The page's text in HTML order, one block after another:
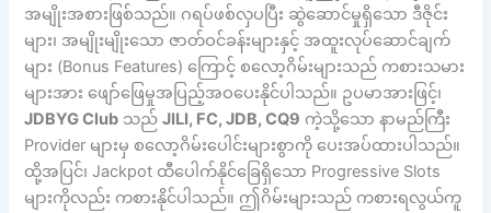
အမျိုးအစားဖြစ်သည်။ ဂရပ်ဖစ်လှပပြီး ဆွဲဆောင်မှုရှိသော ဒီဇိုင်း
များ၊ အမျိုးမျိုးသော ဇာတ်ဝင်ခန်းများနှင့် အထူးလုပ်ဆောင်ချက်
များ (Bonus Features) ကြောင့် စလော့ဂိမ်းများသည် ကစားသမား
များအား ဖျော်ဖြေမှုအပြည့်အဝပေးနိုင်ပါသည်။ ဥပမာအားဖြင့်၊
JDBYG Club သည်JILI, FC, JDB, CQ9 ကဲ့သို့သော နာမည်ကြီး
Provider များမှ စလော့ဂိမ်းပေါင်းများစွာကို ပေးအပ်ထားပါသည်။
ထို့အပြင်၊ Jackpot ထီပေါက်နိုင်ခြေရှိသော Progressive Slots
များကိုလည်း ကစားနိုင်ပါသည်။ ဤဂိမ်းများသည် ကစားရလွယ်ကူ